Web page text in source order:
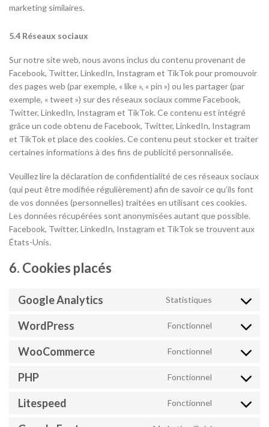
marketing similaires.
5.4 Réseaux sociaux
Sur notre site web, nous avons inclus du contenu provenant de
Facebook, Twitter, LinkedIn, Instagram et TikTok pour promouvoir
des pages web (par exemple, « like », « pin ») ou les partager (par
exemple, « tweet ») sur des réseaux sociaux comme Facebook,
Twitter, LinkedIn, Instagram et TikTok. Ce contenu est intégré
grâce un code obtenu de Facebook, Twitter, LinkedIn, Instagram
et TikTok et place des cookies. Ce contenu peut stocker et traiter
certaines informations à des fins de publicité personnalisée.
Veuillez lire la déclaration de confidentialité de ces réseaux sociaux
(qui peut être modifiée régulièrement) afin de savoir ce qu’ils font
de vos données (personnelles) traitées en utilisant ces cookies.
Les données récupérées sont anonymisées autant que possible.
Facebook, Twitter, LinkedIn, Instagram et TikTok se trouvent aux
États-Unis.
6. Cookies placés
Google Analytics Statistiques
Consent
service
analytics
WordPress Fonctionnel
Consent
service
WooCommerce Fonctionnel
Consent
service
PHP Fonctionnel
Consent
service
Litespeed Fonctionnel
Consent